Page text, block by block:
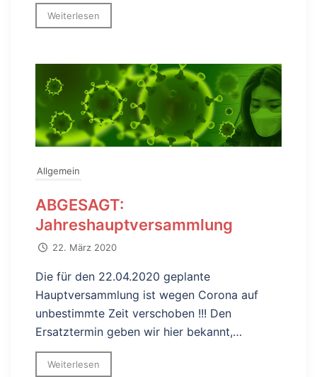
Weiterlesen
Allgemein
ABGESAGT:
Jahreshauptversammlung
22. März 2020
Die für den 22.04.2020 geplante
Hauptversammlung ist wegen Corona auf
unbestimmte Zeit verschoben !!! Den
Ersatztermin geben wir hier bekannt,…
Weiterlesen